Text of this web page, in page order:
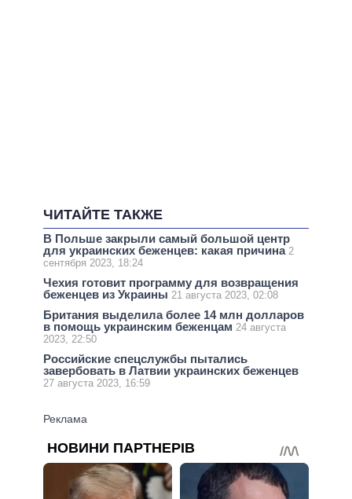
ЧИТАЙТЕ ТАКЖЕ
В Польше закрыли самый большой центр
для украинских беженцев: какая причина 2
сентября 2023, 18:24
Чехия готовит программу для возвращения
беженцев из Украины 21 августа 2023, 02:08
Британия выделила более 14 млн долларов
в помощь украинским беженцам 24 августа
2023, 22:50
Российские спецслужбы пытались
завербовать в Латвии украинских беженцев
27 августа 2023, 16:59